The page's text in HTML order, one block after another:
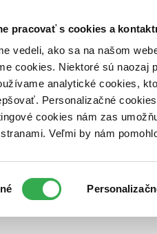
pracovať s cookies a
vedeli, ako sa na našom
cookies. Niektoré sú naozaj
analytické cookies,
Personalizačné
cookies nám zas
Veľmi by nám
Kontakt